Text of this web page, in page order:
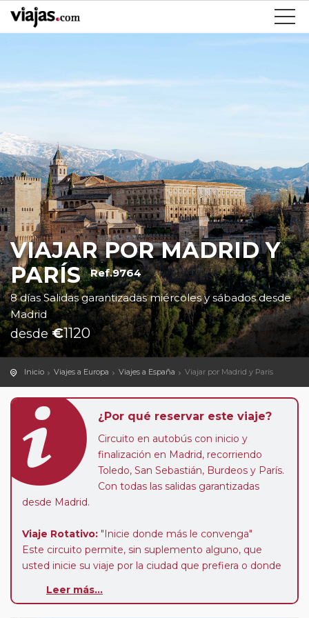
VIAJAR POR MADRID Y
PARÍS Ref.9764
8 días Salidas garantizadas miércoles y sábados desde
Madrid
desde€1120
Inicio Viajes a Europa Viajes a España Viajar por Madrid y París
¿Por qué reservar este viaje?
Circuito en autobús con inicio y
finalización en Madrid, recorriendo
Toledo, San Sebastián, Burdeos y París.
Con todas las salidas garantizadas
desde Madrid.
Viaje Rotativo: "Inicie donde más le convenga"
Este circuito permite, sin suplemento alguno, que
usted inicie su viaje por la ciudad que prefiera o donde
calendario de circuito. En un circuito rotativo la
Leer más...